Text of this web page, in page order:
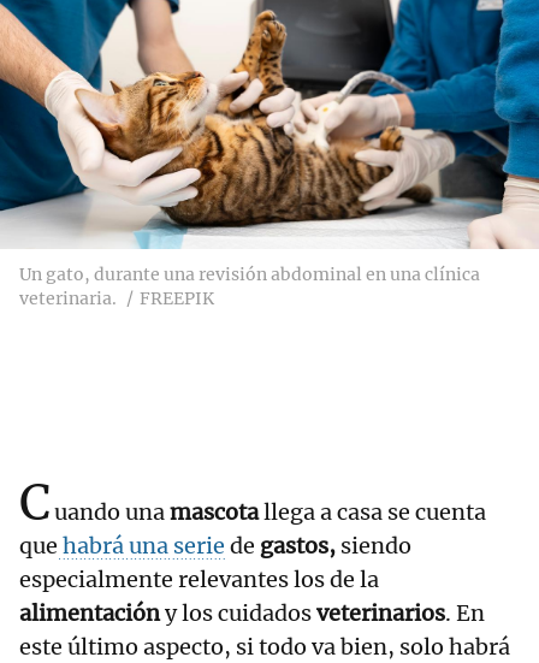
Un gato, durante una revisión abdominal en una clínica
veterinaria.
FREEPIK
Cuando unamascotallega a casa se cuenta
que habrá una serie de gastos, siendo
especialmente relevantes los de la
alimentacióny los cuidadosveterinarios. En
este último aspecto, si todo va bien, solo habrá